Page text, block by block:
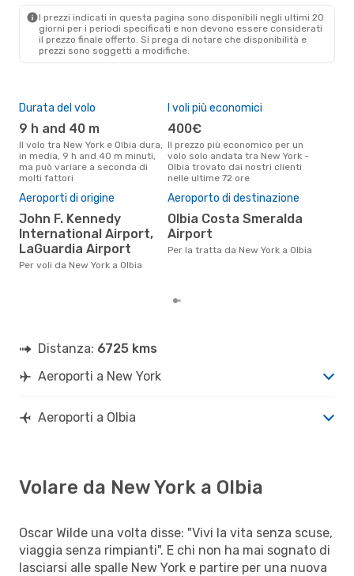
NYC- OLB
Lufthansa1 Scalo
OLB- NYC
I prezzi indicati in questa pagina sono disponibili negli ultimi 20
giorni per i periodi specificati e non devono essere considerati
il ​​prezzo finale offerto. Si prega di notare che disponibilità e
prezzi sono soggetti a modifiche.
Durata del volo
9 h and 40 m
Il volo tra New York e Olbia dura,
in media, 9 h and 40 m minuti,
ma può variare a seconda di
molti fattori
I voli più economici
400€
Il prezzo più economico per un
volo solo andata tra New York -
Olbia trovato dai nostri clienti
nelle ultime 72 ore
Aeroporti di origine
John F. Kennedy
International Airport,
LaGuardia Airport
Per voli da New York a Olbia
Aeroporto di destinazione
Olbia Costa Smeralda
Airport
Per la tratta da New York a Olbia
Distanza: 6725 kms
Aeroporti a New York
Aeroporti a Olbia
Volare da New York a Olbia
Oscar Wilde una volta disse: "Vivi la vita senza scuse,
viaggia senza rimpianti". E chi non ha mai sognato di
lasciarsi alle spalle New York e partire per una nuova